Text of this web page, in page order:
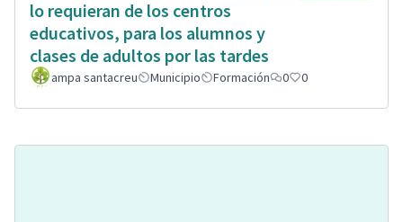
lo requieran de los centros
educativos, para los alumnos y
clases de adultos por las tardes
ampa santacreu Municipio Formación 0 0